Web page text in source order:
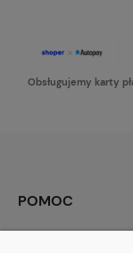
Obsługujemy karty
POMOC